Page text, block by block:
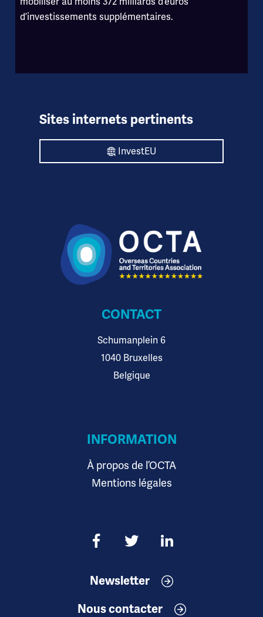
d’investissements supplémentaires.
Sites internets pertinents
InvestEU
CONTACT
Schumanplein 6
1040 Bruxelles
Belgique
INFORMATION
À propos de l’OCTA
Mentions légales
Newsletter
Nous contacter